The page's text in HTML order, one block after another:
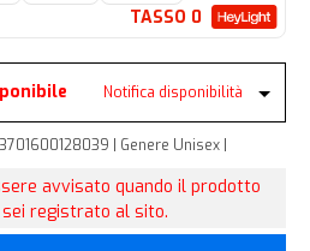
TASSO 0
Notifica disponibilità
| Genere Unisex |
avvisato quando il prodotto
registrato al sito.